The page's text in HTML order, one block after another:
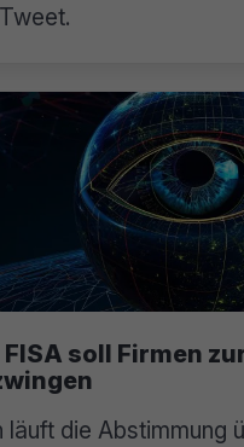
soll Firmen
läuft die Abstimmung